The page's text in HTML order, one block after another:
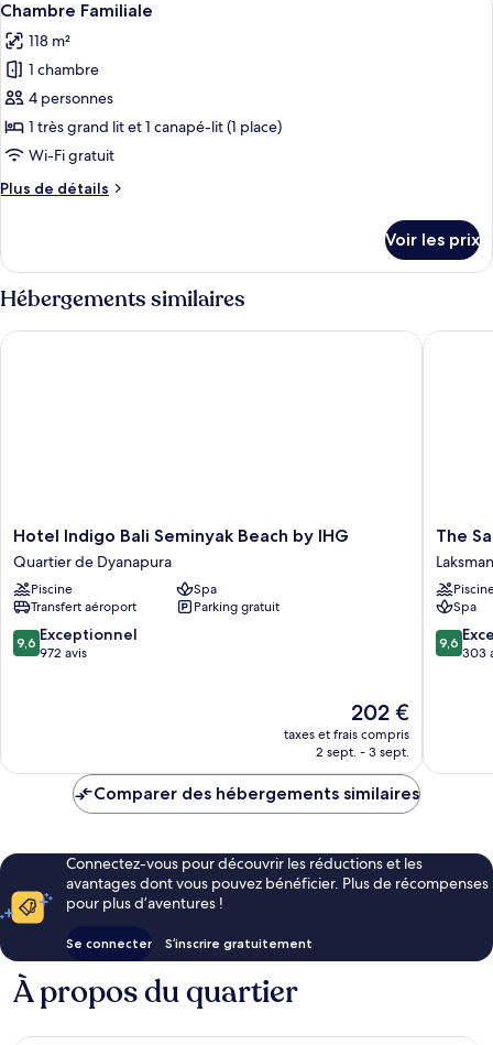
the
street)
de
Garden
Twin
(Independent
Building
across
the
street)
toutes
les
photos
pour
ce
type
chambre :
4
Chambre Familiale
118 m²
1 chambre
4 personnes
1 très grand lit et 1 canapé-lit (1 place)
Wi-Fi gratuit
Plus de détails
Plus
le
type
de
Chambre
Voir les prix
Hébergements similaires
Hotel
Indigo
Bali
Seminyak
Beach
by
IHG
Hotel Indigo Bali Seminyak Beach by IHG
Quartier de Dyanapura
Piscine
Spa
Transfert aéroport
Parking gratuit
9.6
sur
9,6 Exceptionnel
972 avis
Le
nouveau
prix
de
202 €
taxes et frais compris
2 sept. - 3 sept.
Hotel Indigo Bali Seminyak Beach by IHG
The
Samaya
The
Spa
9.6
sur
9,6
303
The
Comparer des hébergements similaires
Connectez-vous pour découvrir les réductions et les
avantages dont vous pouvez bénéficier. Plus de récompenses
pour plus d’aventures !
Se connecter S’inscrire gratuitement
À propos du quartier